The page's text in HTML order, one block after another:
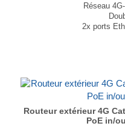
Réseau
2x ports
...
Routeur extérieur 4G
PoE in/